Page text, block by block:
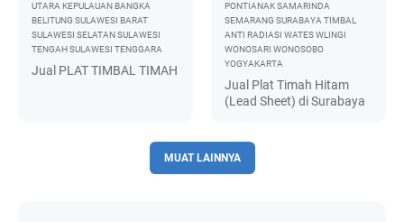
UTARA KEPULAUAN BANGKA
BELITUNG SULAWESI BARAT
SULAWESI SELATANSULAWESI
TENGAHSULAWESI TENGGARA
Jual PLAT TIMBAL TIMAH
PONTIANAKSAMARINDA
SEMARANG SURABAYA TIMBAL
ANTI RADIASI WATESWLINGI
WONOSARI WONOSOBO
YOGYAKARTA
Jual Plat Timah Hitam
(Lead Sheet) di Surabaya
MUAT LAINNYA